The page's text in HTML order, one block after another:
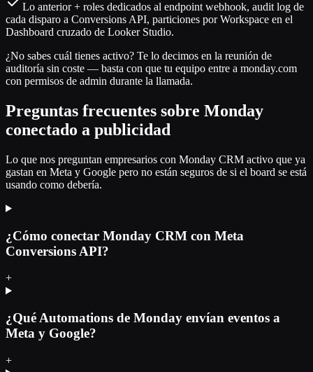
Lo anterior + roles dedicados al endpoint webhook, audit log de
cada disparo a Conversions API, particiones por Workspace en el
Dashboard cruzado de Looker Studio.
¿No sabes cuál tienes activo? Te lo decimos en la reunión de
auditoría sin coste — basta con que tu equipo entre a monday.com
con permisos de admin durante la llamada.
Preguntas frecuentes sobre Monday
conectado a publicidad
Lo que nos preguntan empresarios con Monday CRM activo que ya
gastan en Meta y Google pero no están seguros de si el board se está
usando como debería.
¿Cómo conectar Monday CRM con Meta
Conversions API?
+
¿Qué Automations de Monday envían eventos a
Meta y Google?
+